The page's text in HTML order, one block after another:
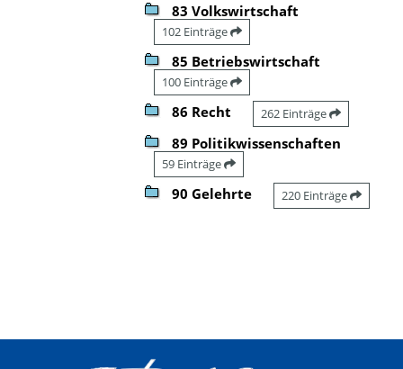
83 Volkswirtschaft
102 Einträge
85 Betriebswirtschaft
100 Einträge
86 Recht 262 Einträge
89 Politikwissenschaften
59 Einträge
90 Gelehrte 220 Einträge